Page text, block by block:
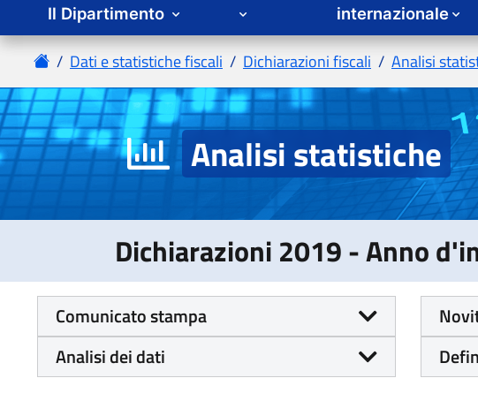
Il Dipartimento
Analisi statistiche
Dichiarazioni 2019 - Anno
Comunicato stampa
Analisi dei dati